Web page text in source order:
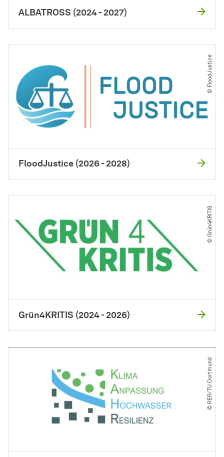
ALBATROSS (2024 - 2027)
© FloodJustice
FloodJustice (2026 - 2028)
© Grün4KRITIS
Grün4KRITIS (2024 - 2026)
© RER​/​TU Dortmund